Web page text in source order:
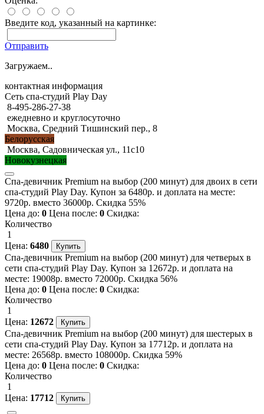
Введите код, указанный на картинке:
Отправить
Загружаем..
контактная информация
Сеть спа-студий Play Day
8-495-286-27-38
ежедневно и круглосуточно
Москва, Средний Тишинский пер., 8
Белорусская
Москва, Садовническая ул., 11с10
Новокузнецкая
Спа-девичник Premium на выбор (200 минут) для двоих в сети
спа-студий Play Day. Купон за 6480р. и доплата на месте:
9720р. вместо 36000р. Скидка 55%
Цена до: 0 Цена после: 0 Скидка:
Количество
1
Цена: 6480
Спа-девичник Premium на выбор (200 минут) для четверых в
сети спа-студий Play Day. Купон за 12672р. и доплата на
месте: 19008р. вместо 72000р. Скидка 56%
Цена до: 0 Цена после: 0 Скидка:
Количество
1
Цена: 12672
Спа-девичник Premium на выбор (200 минут) для шестерых в
сети спа-студий Play Day. Купон за 17712р. и доплата на
месте: 26568р. вместо 108000р. Скидка 59%
Цена до: 0 Цена после: 0 Скидка:
Количество
1
Цена: 17712